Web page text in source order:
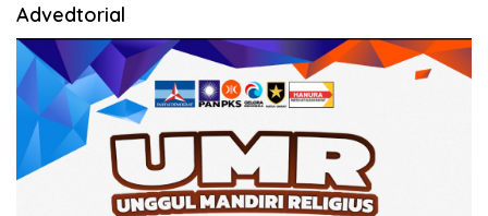
Advedtorial